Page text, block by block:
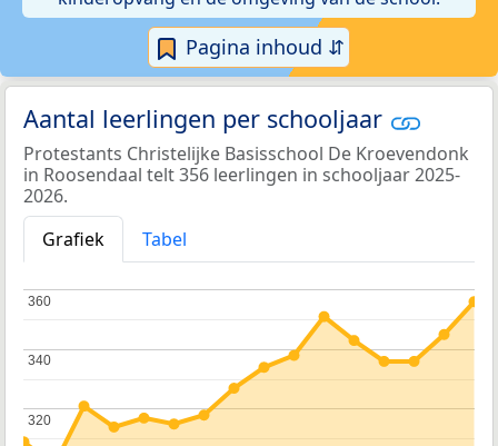
Pagina inhoud ⇵
Aantal leerlingen per schooljaar
Protestants Christelijke Basisschool De Kroevendonk
in Roosendaal telt 356 leerlingen in schooljaar 2025-
2026.
Grafiek
Tabel
320
320
340
340
360
360